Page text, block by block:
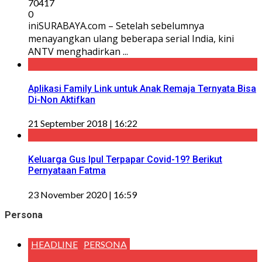
70417
0
iniSURABAYA.com – Setelah sebelumnya
menayangkan ulang beberapa serial India, kini
ANTV menghadirkan ...
Aplikasi Family Link untuk Anak Remaja Ternyata Bisa
Di-Non Aktifkan
21 September 2018 | 16:22
Keluarga Gus Ipul Terpapar Covid-19? Berikut
Pernyataan Fatma
23 November 2020 | 16:59
Persona
HEADLINE PERSONA